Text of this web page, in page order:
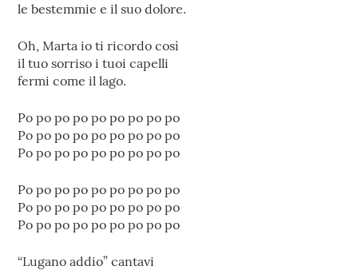
le bestemmie e il suo dolore.
Oh, Marta io ti ricordo così
il tuo sorriso i tuoi capelli
fermi come il lago.
Po po po po po po po po po
Po po po po po po po po po
Po po po po po po po po po
Po po po po po po po po po
Po po po po po po po po po
Po po po po po po po po po
“Lugano addio” cantavi